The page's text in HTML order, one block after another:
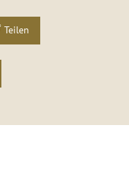
Teilen